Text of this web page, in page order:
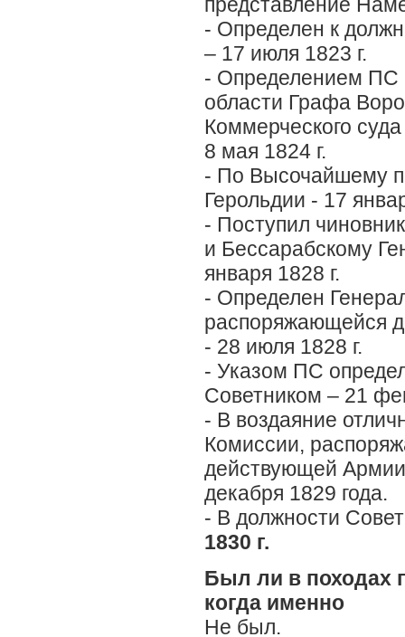
- Определен к
– 17 июля 1823 г.
- Определением ПС
области Графа
Коммерческого
8 мая 1824 г.
- По Высочайшему
Герольдии - 17
- Поступил
и Бессарабскому
января 1828 г.
- Определен
распоряжающейся
- 28 июля 1828 г.
- Указом ПС
Советником – 21
- В воздаяние
Комиссии,
действующей
декабря 1829 года.
- В должности
1830 г.
Был ли в походах
когда именно
Не был.